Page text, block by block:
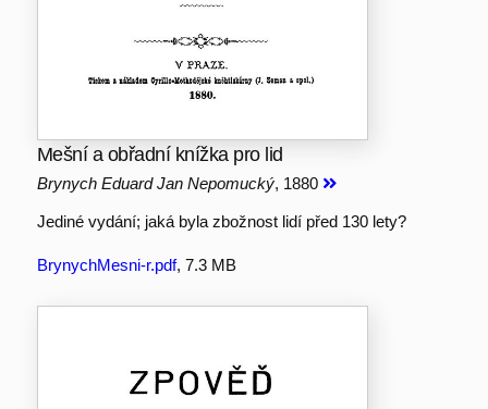
Mešní a obřadní knížka pro lid
Brynych Eduard Jan Nepomucký, 1880
Jediné vydání; jaká byla zbožnost lidí před 130 lety?
BrynychMesni-r.pdf, 7.3 MB